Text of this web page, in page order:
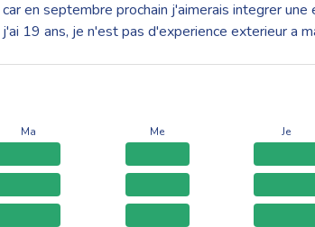
en septembre prochain j'aimerais integrer
19 ans, je n'est pas d'experience exterieur a
Ma Me Je